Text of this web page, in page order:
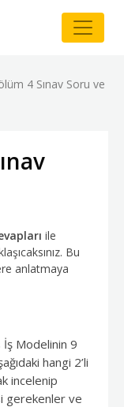
4 Sınav Soru ve
ile
Bu
anlatmaya
İş Modelinin 9
hangi 2’li
incelenip
gerekenler ve